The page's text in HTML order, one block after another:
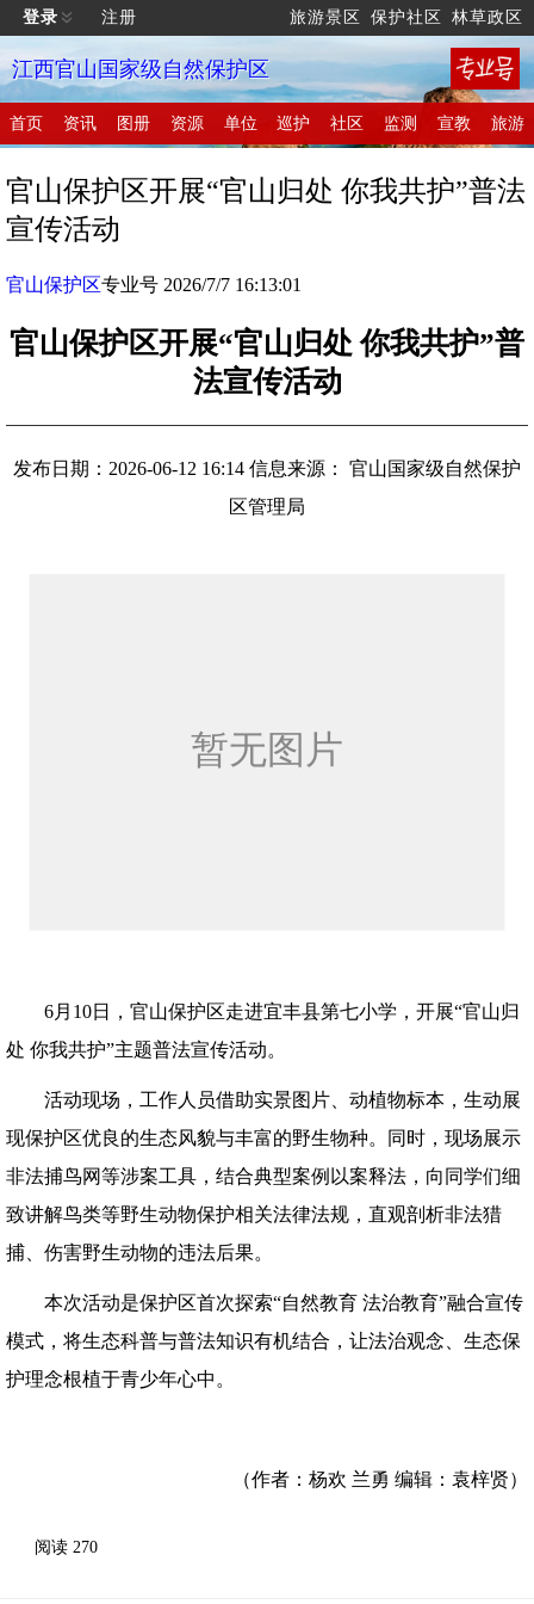
登录 注册 旅游景区 保护社区 林草政区
江西官山国家级自然保护区
首页 资讯 图册 资源 单位 巡护 社区 监测 宣教 旅游
官山保护区开展“官山归处 你我共护”普法
宣传活动
官山保护区专业号 2026/7/7 16:13:01
官山保护区开展“官山归处 你我共护”普
法宣传活动
发布日期：2026-06-12 16:14 信息来源： 官山国家级自然保护
区管理局
6月10日，官山保护区走进宜丰县第七小学，开展“官山归
处 你我共护”主题普法宣传活动。
活动现场，工作人员借助实景图片、动植物标本，生动展
现保护区优良的生态风貌与丰富的野生物种。同时，现场展示
非法捕鸟网等涉案工具，结合典型案例以案释法，向同学们细
致讲解鸟类等野生动物保护相关法律法规，直观剖析非法猎
捕、伤害野生动物的违法后果。
本次活动是保护区首次探索“自然教育 法治教育”融合宣传
模式，将生态科普与普法知识有机结合，让法治观念、生态保
护理念根植于青少年心中。
（作者：杨欢 兰勇 编辑：袁梓贤）
阅读 270